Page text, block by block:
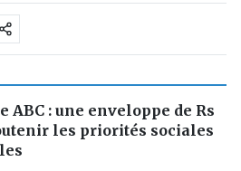
ABC : une enveloppe de Rs
les priorités sociales